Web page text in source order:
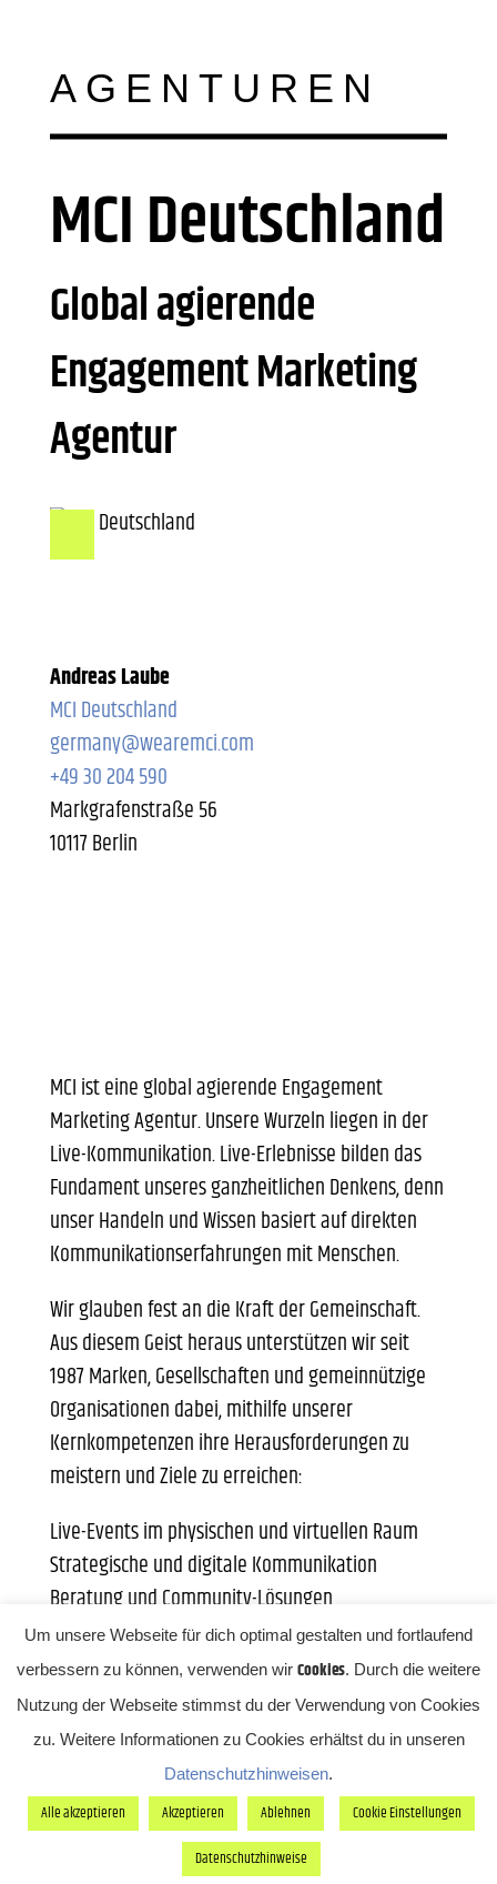
AGENTUREN
MCI Deutschland
Global agierende
Engagement Marketing
Agentur
Andreas Laube
MCI Deutschland
germany@wearemci.com
+49 30 204 590
Markgrafenstraße 56
10117 Berlin
MCI ist eine global agierende Engagement
Marketing Agentur. Unsere Wurzeln liegen in der
Live-Kommunikation. Live-Erlebnisse bilden das
Fundament unseres ganzheitlichen Denkens, denn
unser Handeln und Wissen basiert auf direkten
Kommunikationserfahrungen mit Menschen.
Wir glauben fest an die Kraft der Gemeinschaft.
Aus diesem Geist heraus unterstützen wir seit
1987 Marken, Gesellschaften und gemeinnützige
Organisationen dabei, mithilfe unserer
Kernkompetenzen ihre Herausforderungen zu
meistern und Ziele zu erreichen:
Live-Events im physischen und virtuellen Raum
Strategische und digitale Kommunikation
Beratung und Community-Lösungen
Als inhabergeführte Agentur mit Sitz in Genf
(Schweiz) operiert MCI global in über 60 Büros in
31 Ländern und mit mehr als 2.000 Mitarbeitern.
30+ Jahre Markterfahrung
61 Standorte
Um unsere Webseite für dich optimal gestalten und fortlaufend
verbessern zu können, verwenden wir Cookies. Durch die weitere
Nutzung der Webseite stimmst du der Verwendung von Cookies
zu. Weitere Informationen zu Cookies erhältst du in unseren
Datenschutzhinweisen.
Alle akzeptieren Akzeptieren Ablehnen Cookie Einstellungen
Datenschutzhinweise